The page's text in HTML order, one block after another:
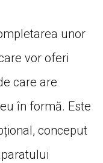
unor
vor oferi
care are
în formă. Este
conceput